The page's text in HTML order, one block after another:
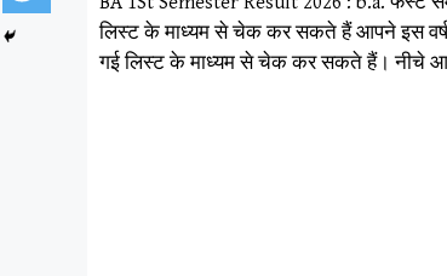
लिस्ट के माध्यम से चेक कर सकते हैं आपने इस वर्ष
गई लिस्ट के माध्यम से चेक कर सकते हैं। नीचे